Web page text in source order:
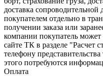
доставка
покупателем отдельно в
получении заказа или
компании покупатель может
сайте ТК в разделе "Расчет
телефону
этого потребуются
Оплата